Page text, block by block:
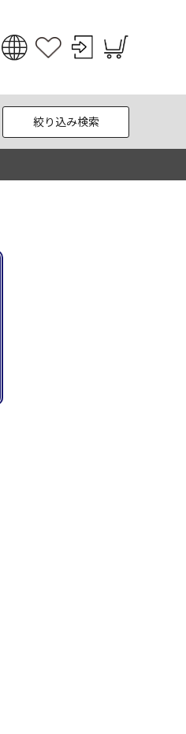
English
한국어
絞り込み検索